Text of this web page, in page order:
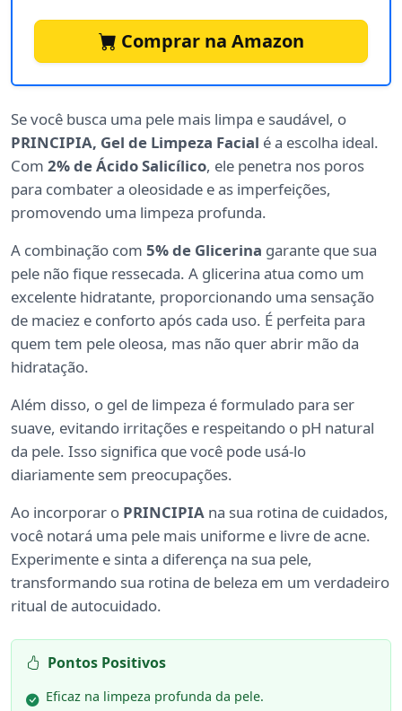
Comprar na Amazon
Se você busca uma pele mais limpa e saudável, o
PRINCIPIA, Gel de Limpeza Facial é a escolha ideal.
Com 2% de Ácido Salicílico, ele penetra nos poros
para combater a oleosidade e as imperfeições,
promovendo uma limpeza profunda.
A combinação com 5% de Glicerina garante que sua
pele não fique ressecada. A glicerina atua como um
excelente hidratante, proporcionando uma sensação
de maciez e conforto após cada uso. É perfeita para
quem tem pele oleosa, mas não quer abrir mão da
hidratação.
Além disso, o gel de limpeza é formulado para ser
suave, evitando irritações e respeitando o pH natural
da pele. Isso significa que você pode usá-lo
diariamente sem preocupações.
Ao incorporar o PRINCIPIA na sua rotina de cuidados,
você notará uma pele mais uniforme e livre de acne.
Experimente e sinta a diferença na sua pele,
transformando sua rotina de beleza em um verdadeiro
ritual de autocuidado.
Pontos Positivos
Eficaz na limpeza profunda da pele.